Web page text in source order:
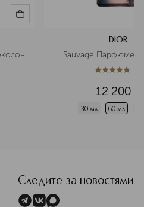
DIOR
Sauvage
5из 51 (
12 200 ¤
30 мл 60 мл
Следите за новостями